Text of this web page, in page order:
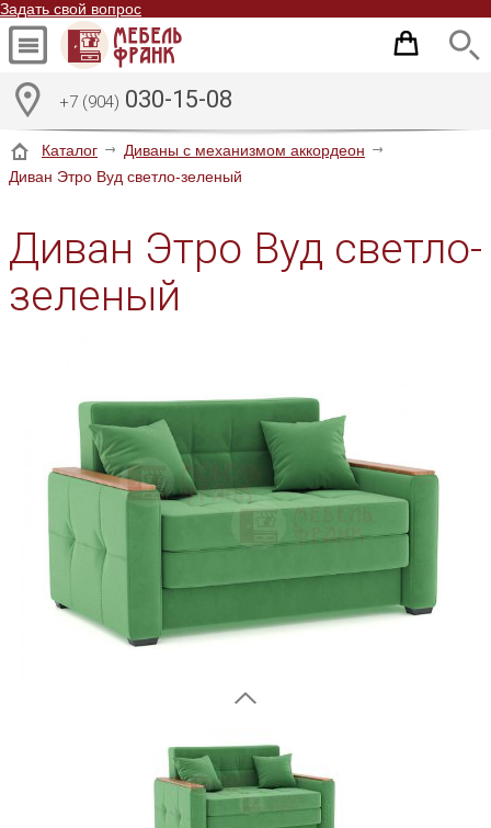
Задать свой вопрос
+7 (904) 030-15-08
Каталог
Диваны с механизмом аккордеон
Диван Этро Вуд светло-зеленый
Диван Этро Вуд светло-
зеленый